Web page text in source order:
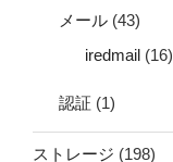
メール (43)
iredmail (16)
認証 (1)
ストレージ (198)